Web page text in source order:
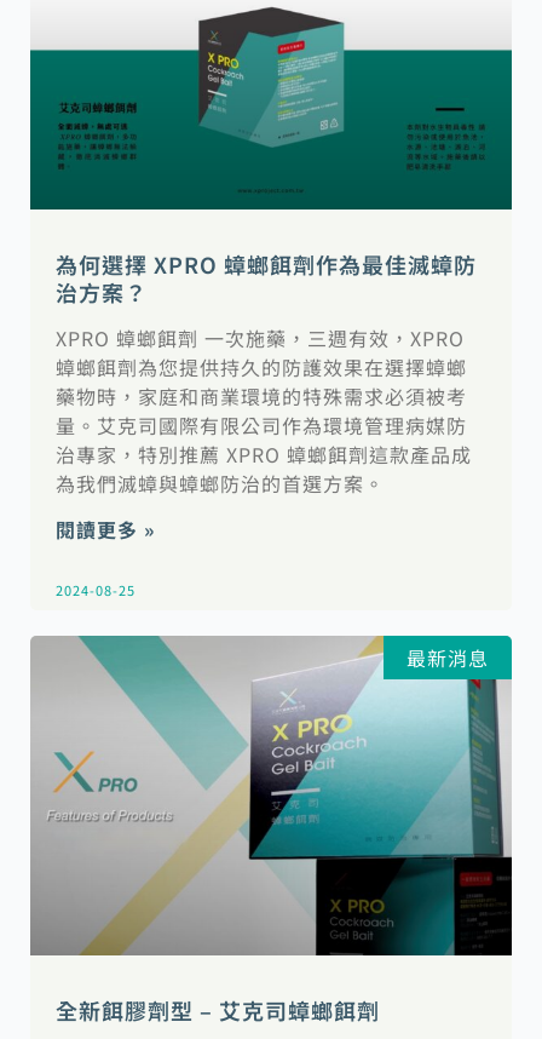
為何選擇 XPRO 蟑螂餌劑作為最佳滅蟑防
治方案？
XPRO 蟑螂餌劑 一次施藥，三週有效，XPRO
蟑螂餌劑為您提供持久的防護效果在選擇蟑螂
藥物時，家庭和商業環境的特殊需求必須被考
量。艾克司國際有限公司作為環境管理病媒防
治專家，特別推薦 XPRO 蟑螂餌劑這款產品成
為我們滅蟑與蟑螂防治的首選方案。
閱讀更多 »
2024-08-25
最新消息
全新餌膠劑型 – 艾克司蟑螂餌劑